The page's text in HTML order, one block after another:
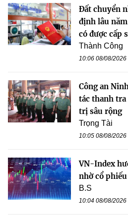
Đất chuyển
định lâu
có được cấp
Thành Công
10:06 08/08/2026
Công an
tác thanh
trị sâu rộng
Trọng Tài
10:05 08/08/2026
VN-Index
nhờ cổ
B.S
10:04 08/08/2026